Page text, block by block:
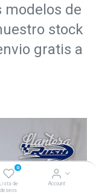
0
Lista de
deseos
Account
modelos de
stock
gratis a